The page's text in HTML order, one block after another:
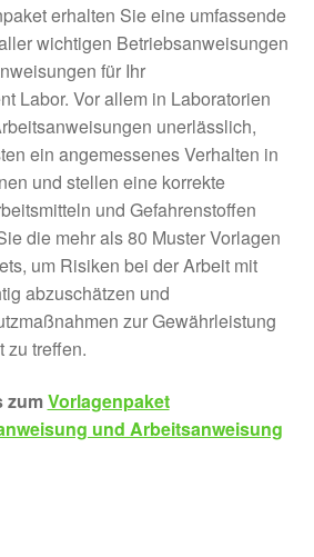
erhalten Sie eine umfassende
wichtigen Betriebsanweisungen
für Ihr
Labor. Vor allem in Laboratorien
unerlässlich,
ein angemessenes Verhalten in
und stellen eine korrekte
und Gefahrenstoffen
die mehr als 80 Muster Vorlagen
um Risiken bei der Arbeit mit
abzuschätzen und
zur Gewährleistung
zu treffen.
zumVorlagenpaket
und Arbeitsanweisung